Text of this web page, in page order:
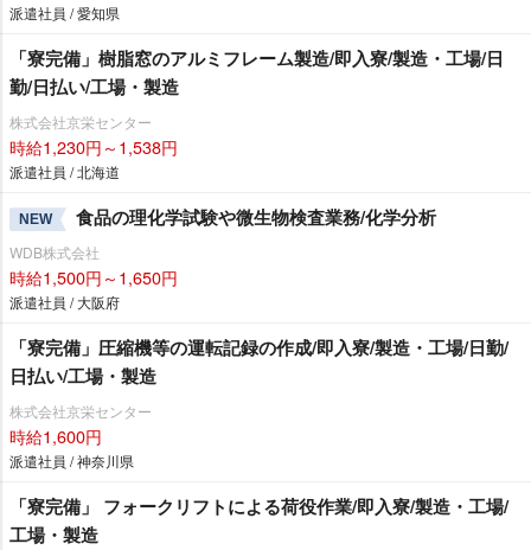
派遣社員 / 愛知県
「寮完備」樹脂窓のアルミフレーム製造/即入寮/製造・工場/日
勤/日払い/工場・製造
株式会社京栄センター
時給1,230円～1,538円
派遣社員 / 北海道
NEW 食品の理化学試験や微生物検査業務/化学分析
WDB株式会社
時給1,500円～1,650円
派遣社員 / 大阪府
「寮完備」圧縮機等の運転記録の作成/即入寮/製造・工場/日勤/
日払い/工場・製造
株式会社京栄センター
時給1,600円
派遣社員 / 神奈川県
「寮完備」 フォークリフトによる荷役作業/即入寮/製造・工場/
工場・製造